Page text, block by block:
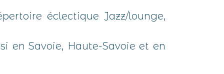
éclectique Jazz/lounge,
en Savoie, Haute-Savoie et en